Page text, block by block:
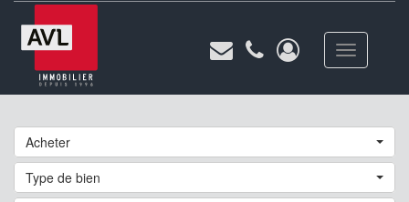
Toggle
navigation
Acheter
Type de bien